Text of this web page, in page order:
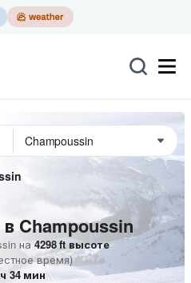
Champoussin
на 4298ft высоте
время)
ч 34 мин